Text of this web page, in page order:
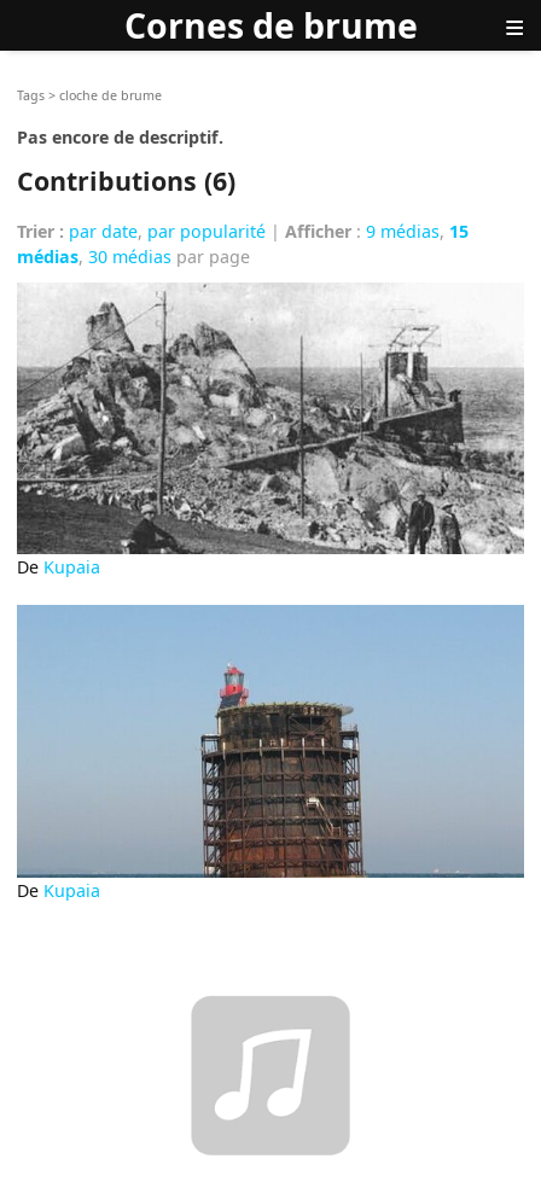
Cornes de brume ≡
Tags >cloche de brume
Pas encore de descriptif.
Contributions (6)
Trier : par date, par popularité |Afficher :9 médias, 15
médias,30 médias par page
De Kupaia
De Kupaia